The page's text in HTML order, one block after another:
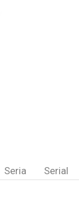
Seria Serial